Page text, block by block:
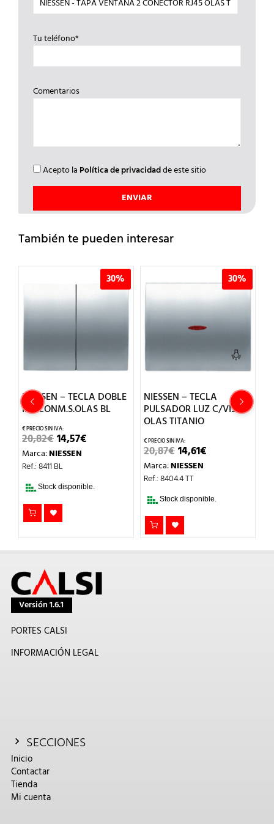
Tu teléfono*
Comentarios
Acepto la Política de privacidadde este sitio
También te pueden interesar
30%
NIESSEN – TECLA DOBLE
INT.CONM.S.OLAS BL
20,82€EL
PRECIO
ORIGINAL
ERA:
14,57€
Marca:NIESSEN
Ref.: 8411 BL
Stock disponible.
30%
NIESSEN – TECLA
PULSADOR LUZ C/VISOR
OLAS TITANIO
20,87€EL
PRECIO
ORIGINAL
ERA:
14,61€
Marca:NIESSEN
Ref.: 8404.4 TT
Stock disponible.
Versión 1.6.1
PORTES CALSI
INFORMACIÓN LEGAL
SECCIONES
Inicio
Contactar
Tienda
Mi cuenta